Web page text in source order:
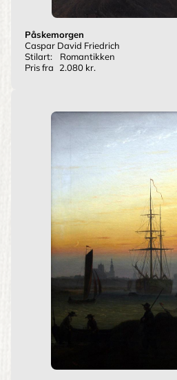
Påskemorgen
Caspar David Friedrich
Stilart:
Romantikken
Pris fra
2.080 kr.